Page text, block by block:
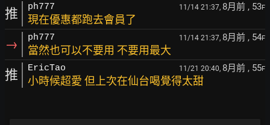
推 ph777 11/14 21:37, 8月前 , 53F
現在優惠都跑去會員了
→ ph777 11/14 21:37, 8月前 , 54F
當然也可以不要用 不要用最大
推 EricTao 11/21 20:40, 8月前 , 55F
小時候超愛 但上次在仙台喝覺得太甜